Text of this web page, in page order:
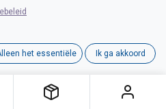
bijdragen aan de esthetiek.
gegoten in België, een
het essentiële Ik ga akkoord